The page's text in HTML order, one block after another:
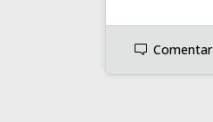
Comentar